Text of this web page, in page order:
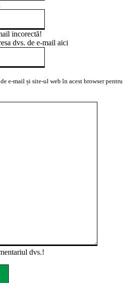
dvs.!
incorectă!
dvs. de e-mail aici
e-mail și site-ul web în acest browser pentru